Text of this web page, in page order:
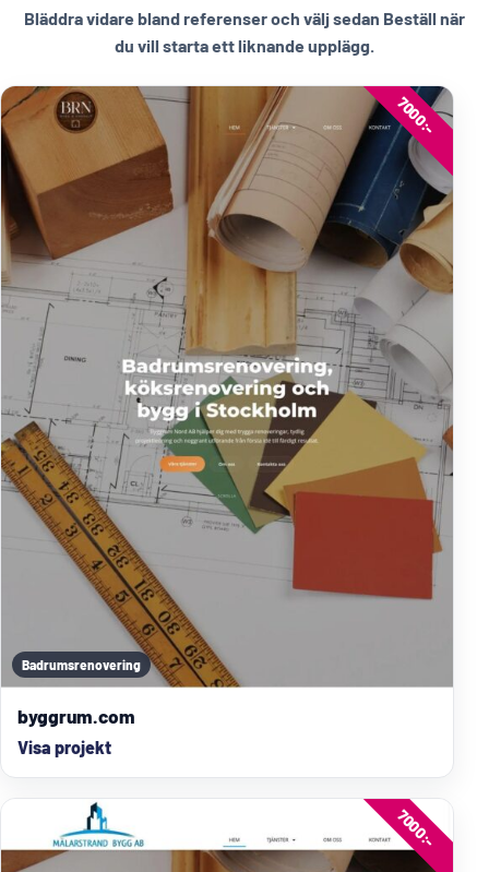
Bläddra vidare bland referenser och välj sedan Beställ när
du vill starta ett liknande upplägg.
Badrumsrenovering
7000:-
byggrum.com
Visa projekt
7000:-